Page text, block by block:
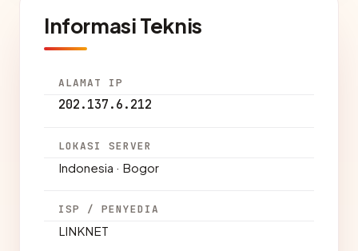
Informasi Teknis
ALAMAT IP
202.137.6.212
LOKASI SERVER
Indonesia · Bogor
ISP / PENYEDIA
LINKNET